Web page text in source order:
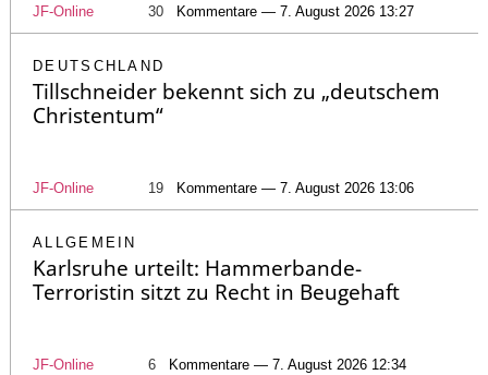
JF-Online 30 Kommentare — 7. August 2026 13:27
DEUTSCHLAND
Tillschneider bekennt sich zu „deutschem
Christentum“
JF-Online 19 Kommentare — 7. August 2026 13:06
ALLGEMEIN
Karlsruhe urteilt: Hammerbande-
Terroristin sitzt zu Recht in Beugehaft
JF-Online 6 Kommentare — 7. August 2026 12:34